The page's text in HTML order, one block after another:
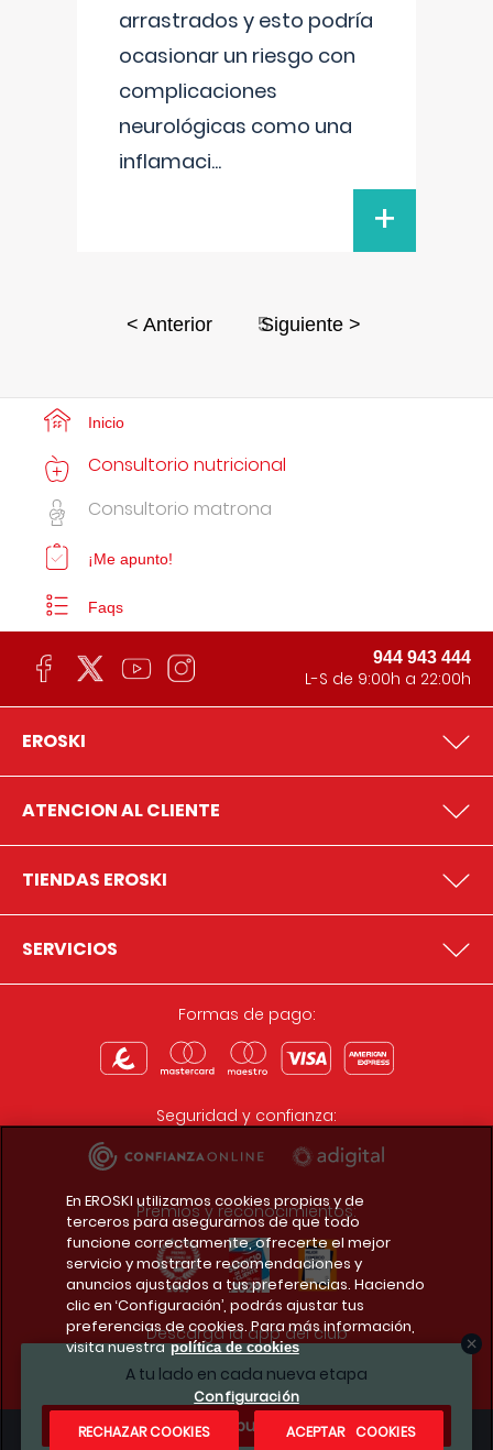
arrastrados y esto podría
ocasionar un riesgo con
complicaciones
neurológicas como una
inflamaci...
+
< Anterior 5
Siguiente >
A tu lado en cada nueva etapa
¿Te apuntas?
Inicio
Consultorio nutricional
Consultorio matrona
¡Me apunto!
Faqs
944 943 444
L-S de 9:00h a 22:00h
EROSKI
ATENCION AL CLIENTE
TIENDAS EROSKI
SERVICIOS
Formas de pago:
Seguridad y confianza:
Premios y reconocimientos:
Descarga la app del club
En EROSKI utilizamos cookies propias y de
terceros para asegurarnos de que todo
funcione correctamente, ofrecerte el mejor
servicio y mostrarte recomendaciones y
anuncios ajustados a tus preferencias. Haciendo
clic en ‘Configuración’, podrás ajustar tus
preferencias de cookies. Para más información,
visita nuestra política de cookies
Configuración
RECHAZAR COOKIES
ACEPTAR COOKIES